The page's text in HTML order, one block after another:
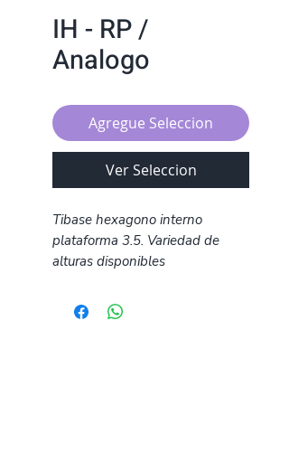
IH - RP /
Analogo
Agregue Seleccion
Ver Seleccion
Tibase hexagono interno
plataforma 3.5. Variedad de
alturas disponibles